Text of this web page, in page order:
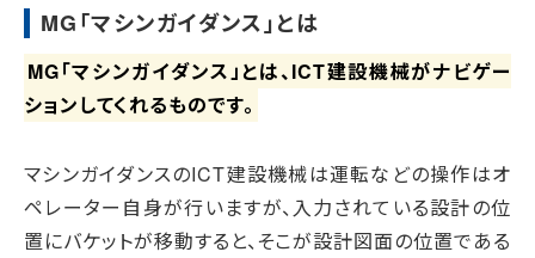
MG「マシンガイダンス」とは
MG「マシンガイダンス」とは、ICT建設機械がナビゲー
ションしてくれるものです。
マシンガイダンスのICT建設機械は運転などの操作はオ
ペレーター自身が行いますが、入力されている設計の位
置にバケットが移動すると、そこが設計図面の位置である